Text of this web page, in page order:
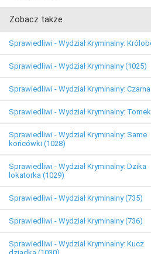
Zobacz także
Sprawiedliwi - Wydział Kryminalny:
Sprawiedliwi - Wydział Kryminalny (1025)
Sprawiedliwi - Wydział Kryminalny:
Sprawiedliwi - Wydział Kryminalny:
Sprawiedliwi - Wydział Kryminalny: Same
końcówki (1028)
Sprawiedliwi - Wydział Kryminalny: Dzika
lokatorka (1029)
Sprawiedliwi - Wydział Kryminalny (735)
Sprawiedliwi - Wydział Kryminalny (736)
Sprawiedliwi - Wydział Kryminalny: Kucz